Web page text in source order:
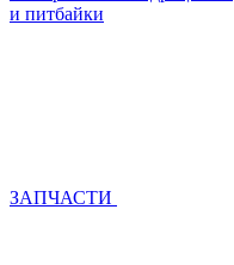
и питбайки
ЗАПЧАСТИ